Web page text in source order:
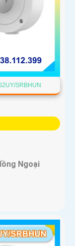
SRBHUN
Ngoại